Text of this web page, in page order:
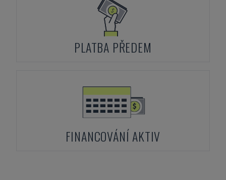
PLATBA PŘEDEM
FINANCOVÁNÍ AKTIV